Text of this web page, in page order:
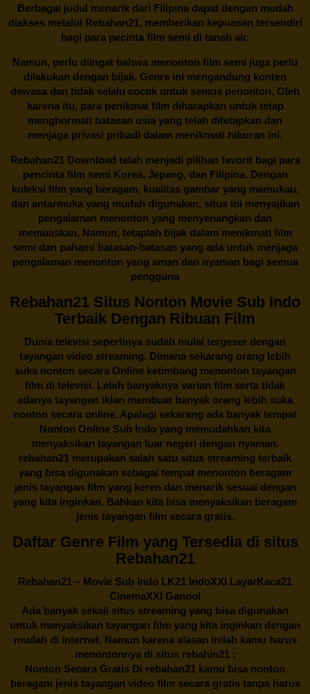
Berbagai judul menarik dari Filipina dapat dengan mudah
diakses melalui Rebahan21, memberikan kepuasan tersendiri
bagi para pecinta film semi di tanah air.
Namun, perlu diingat bahwa menonton film semi juga perlu
dilakukan dengan bijak. Genre ini mengandung konten
dewasa dan tidak selalu cocok untuk semua penonton. Oleh
karena itu, para penikmat film diharapkan untuk tetap
menghormati batasan usia yang telah ditetapkan dan
menjaga privasi pribadi dalam menikmati hiburan ini.
Rebahan21Download telah menjadi pilihan favorit bagi para
pencinta film semi Korea, Jepang, dan Filipina. Dengan
koleksi film yang beragam, kualitas gambar yang memukau,
dan antarmuka yang mudah digunakan, situs ini menyajikan
pengalaman menonton yang menyenangkan dan
memuaskan. Namun, tetaplah bijak dalam menikmati film
semi dan pahami batasan-batasan yang ada untuk menjaga
pengalaman menonton yang aman dan nyaman bagi semua
pengguna
Rebahan21 Situs Nonton Movie Sub Indo
Terbaik Dengan Ribuan Film
Dunia televisi sepertinya sudah mulai tergeser dengan
tayangan video streaming. Dimana sekarang orang lebih
suka nonton secara Online ketimbang menonton tayangan
film di televisi. Lebih banyaknya varian film serta tidak
adanya tayangan iklan membuat banyak orang lebih suka
nonton secara online. Apalagi sekarang ada banyak tempat
Nonton Online Sub Indo yang memudahkan kita
menyaksikan tayangan luar negeri dengan nyaman.
rebahan21 merupakan salah satu situs streaming terbaik
yang bisa digunakan sebagai tempat menonton beragam
jenis tayangan film yang keren dan menarik sesuai dengan
yang kita inginkan. Bahkan kita bisa menyaksikan beragam
jenis tayangan film secara gratis.
Daftar Genre Film yang Tersedia di situs
Rebahan21
Rebahan21 – Movie Sub Indo LK21 IndoXXI LayarKaca21
CinemaXXI Ganool
Ada banyak sekali situs streaming yang bisa digunakan
untuk menyaksikan tayangan film yang kita inginkan dengan
mudah di internet. Namun karena alasan inilah kamu harus
menontonnya di situs rebahin21 :
Nonton Secara Gratis Di rebahan21 kamu bisa nonton
beragam jenis tayangan video film secara gratis tanpa harus